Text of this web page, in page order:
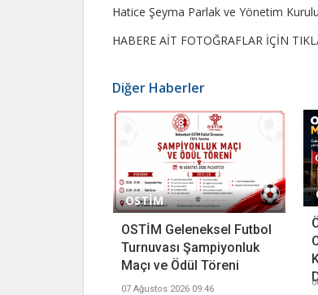
Hatice Şeyma Parlak ve Yönetim
HABERE AİT FOTOĞRAFLAR İÇİN
Diğer Haberler
OSTİM
OSTİM Geleneksel Futbol
Turnuvası Şampiyonluk
Maçı ve Ödül Töreni
07 Ağustos 2026 09:46